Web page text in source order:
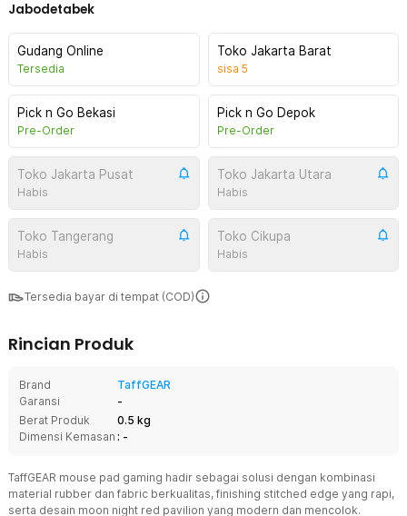
Jabodetabek
Gudang Online
Tersedia
Toko Jakarta Barat
sisa 5
Pick n Go Bekasi
Pre-Order
Pick n Go Depok
Pre-Order
Toko Jakarta Pusat
Habis
Toko Jakarta Utara
Habis
Toko Tangerang
Habis
Toko Cikupa
Habis
Tersedia bayar di tempat (COD)
Rincian Produk
Brand
TaffGEAR
Garansi
-
Berat Produk
0.5 kg
Dimensi Kemasan : -
TaffGEAR mouse pad gaming hadir sebagai solusi dengan kombinasi
material rubber dan fabric berkualitas, finishing stitched edge yang rapi,
serta desain moon night red pavilion yang modern dan mencolok.